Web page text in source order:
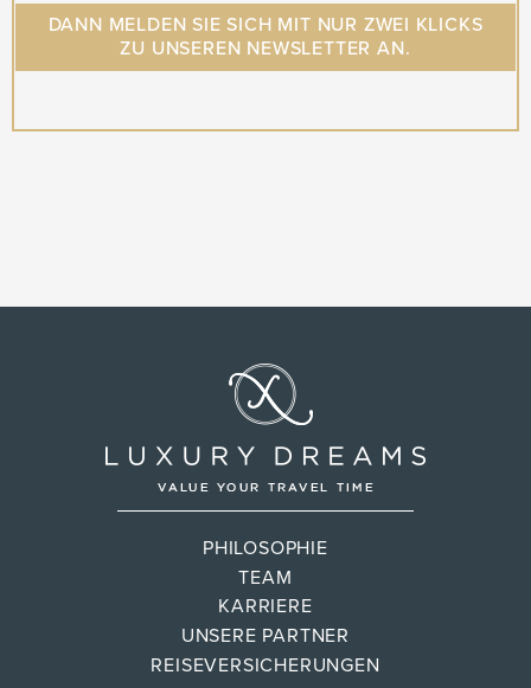
DANN MELDEN SIE SICH MIT NUR ZWEI KLICKS
ZU UNSEREN NEWSLETTER AN.
PHILOSOPHIE
TEAM
KARRIERE
UNSERE PARTNER
REISEVERSICHERUNGEN